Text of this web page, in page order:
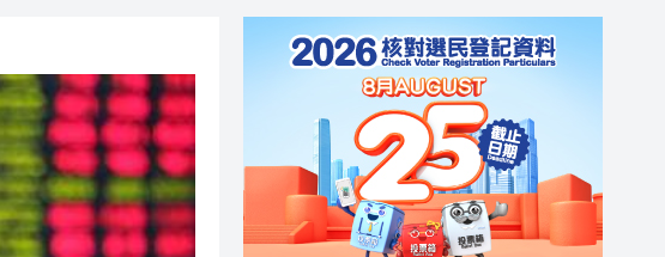
20:41
20:40
20:39
21:08